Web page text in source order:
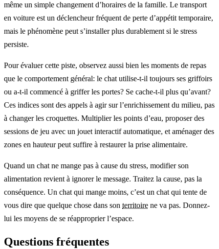
même un simple changement d’horaires de la famille. Le transport
en voiture est un déclencheur fréquent de perte d’appétit temporaire,
mais le phénomène peut s’installer plus durablement si le stress
persiste.
Pour évaluer cette piste, observez aussi bien les moments de repas
que le comportement général: le chat utilise-t-il toujours ses griffoirs
ou a-t-il commencé à griffer les portes? Se cache-t-il plus qu’avant?
Ces indices sont des appels à agir sur l’enrichissement du milieu, pas
à changer les croquettes. Multiplier les points d’eau, proposer des
sessions de jeu avec un jouet interactif automatique, et aménager des
zones en hauteur peut suffire à restaurer la prise alimentaire.
Quand un chat ne mange pas à cause du stress, modifier son
alimentation revient à ignorer le message. Traitez la cause, pas la
conséquence. Un chat qui mange moins, c’est un chat qui tente de
vous dire que quelque chose dans son territoire ne va pas. Donnez-
lui les moyens de se réapproprier l’espace.
Questions fréquentes